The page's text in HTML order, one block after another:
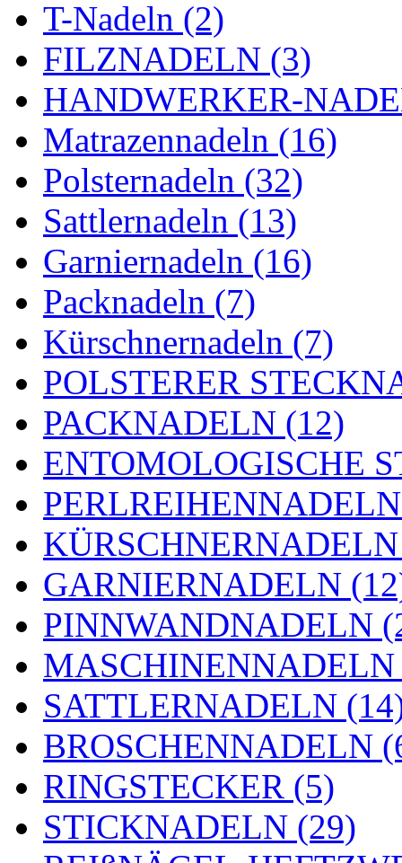
T-Nadeln (2)
FILZNADELN (3)
HANDWERKER-
Matrazennadeln (16)
Polsternadeln (32)
Sattlernadeln (13)
Garniernadeln (16)
Packnadeln (7)
Kürschnernadeln (7)
POLSTERER
PACKNADELN (12)
ENTOMOLOGISCHE
GARNIERNADELN
PINNWANDNADELN
MASCHINENNADELN
SATTLERNADELN
BROSCHENNADELN
RINGSTECKER (5)
STICKNADELN (29)